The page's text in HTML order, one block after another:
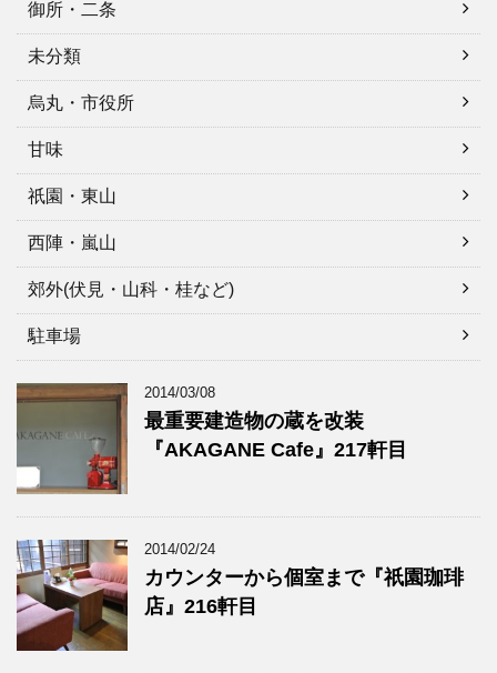
御所・二条
未分類
烏丸・市役所
甘味
祇園・東山
西陣・嵐山
郊外(伏見・山科・桂など)
駐車場
2014/03/08
最重要建造物の蔵を改装
『AKAGANE Cafe』217軒目
2014/02/24
カウンターから個室まで『祇園珈琲
店』216軒目